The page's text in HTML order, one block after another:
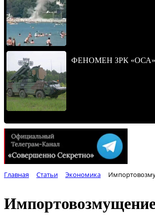
ФЕНОМЕН ЗРК
Главная Статьи Экономика